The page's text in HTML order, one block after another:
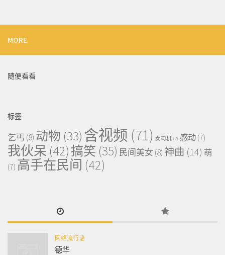
MORE
随便看看
标签
乞丐 (8) 动物 (33)含视频 (71) 女司机 (2) 感动 (7)
我伙呆 (42)搞笑 (35) 民间美女 (8) 神曲 (14) 萌
(7) 高手在民间 (42)
网络流行语
德华